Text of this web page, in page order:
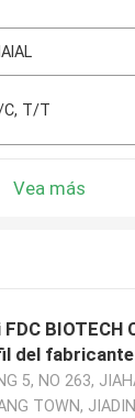
C, T/T
Vea más
BIOTECH
del fabricante
5, NO 263,
TOWN,